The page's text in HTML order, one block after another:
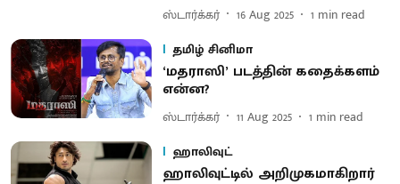
ஸ்டார்க்கர் 16 Aug 2025 1 min read
தமிழ் சினிமா
‘மதராஸி’ படத்தின் கதைக்களம்
என்ன?
ஸ்டார்க்கர் 11 Aug 2025 1 min read
ஹாலிவுட்
ஹாலிவுட்டில் அறிமுகமாகிறார்